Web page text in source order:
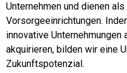
Unternehmen und dienen
Vorsorgeeinrichtungen.
innovative Unternehmungen
akquirieren, bilden wir eine
Zukunftspotenzial.